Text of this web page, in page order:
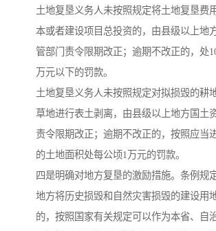
土地复垦义务人未按照规定将土地复垦费
本或者建设项目总投资的，由县级以上地
管部门责令限期改正；逾期不改正的，处
万元以下的罚款。
土地复垦义务人未按照规定对拟损毁的耕
草地进行表土剥离，由县级以上地方国土
责令限期改正；逾期不改正的，按照应当
的土地面积处每公顷1万元的罚款。
四是明确对地方复垦的激励措施。条例规
地方将历史损毁和自然灾害损毁的建设用
的，按照国家有关规定可以作为本省、自